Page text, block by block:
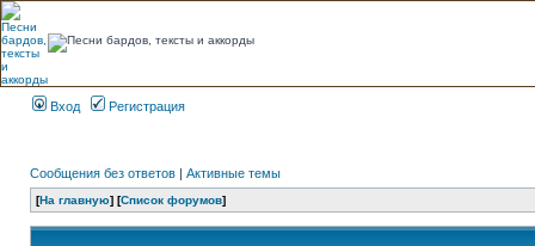
Вход Регистрация
Сообщения без ответов | Активные темы
[На главную] [Список форумов]